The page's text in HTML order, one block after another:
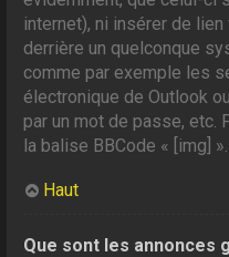
internet), ni insérer de
derrière un quelconque
comme par exemple les
électronique de Outlook
par un mot de passe, etc.
la balise BBCode « [img] ».
Haut
Que sont les annonces